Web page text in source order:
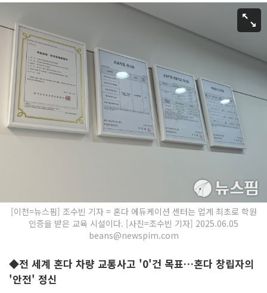
[이천=뉴스핌] 조수빈 기자 = 혼다 에듀케이션 센터는 업계 최초로 학원
인증을 받은 교육 시설이다. [사진=조수빈 기자] 2025.06.05
beans@newspim.com
◆전 세계 혼다 차량 교통사고 '0'건 목표…혼다 창립자의
'안전' 정신